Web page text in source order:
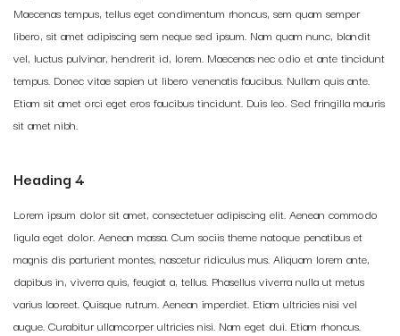
Maecenas tempus, tellus eget condimentum rhoncus, sem quam semper
libero, sit amet adipiscing sem neque sed ipsum. Nam quam nunc, blandit
vel, luctus pulvinar, hendrerit id, lorem. Maecenas nec odio et ante tincidunt
tempus. Donec vitae sapien ut libero venenatis faucibus. Nullam quis ante.
Etiam sit amet orci eget eros faucibus tincidunt. Duis leo. Sed fringilla mauris
sit amet nibh.
Heading 4
Lorem ipsum dolor sit amet, consectetuer adipiscing elit. Aenean commodo
ligula eget dolor. Aenean massa. Cum sociis theme natoque penatibus et
magnis dis parturient montes, nascetur ridiculus mus. Aliquam lorem ante,
dapibus in, viverra quis, feugiat a, tellus. Phasellus viverra nulla ut metus
varius laoreet. Quisque rutrum. Aenean imperdiet. Etiam ultricies nisi vel
augue. Curabitur ullamcorper ultricies nisi. Nam eget dui. Etiam rhoncus.